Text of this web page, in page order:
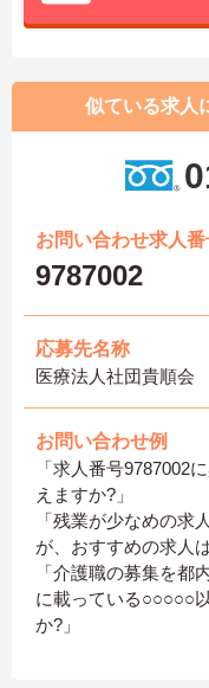
似ている求人
お問い合わせ求人番
9787002
応募先名称
医療法人社団貴順会
お問い合わせ例
「求人番号9787002
えますか?」
「残業が少なめの求
が、おすすめの求人
「介護職の募集を都
に載っている○○○○○
か?」